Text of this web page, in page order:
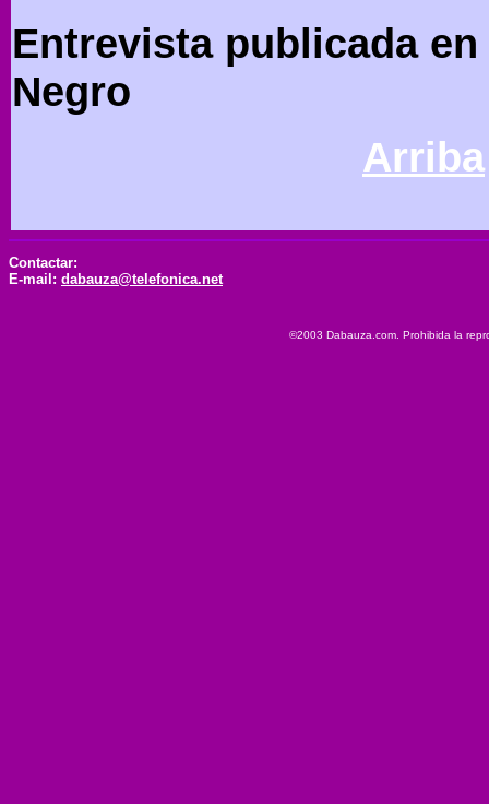
Entrevista publicada
Negro
Arriba
Contactar:
E-mail: dabauza@telefonica.net
©2003 Dabauza.com. Prohibida la